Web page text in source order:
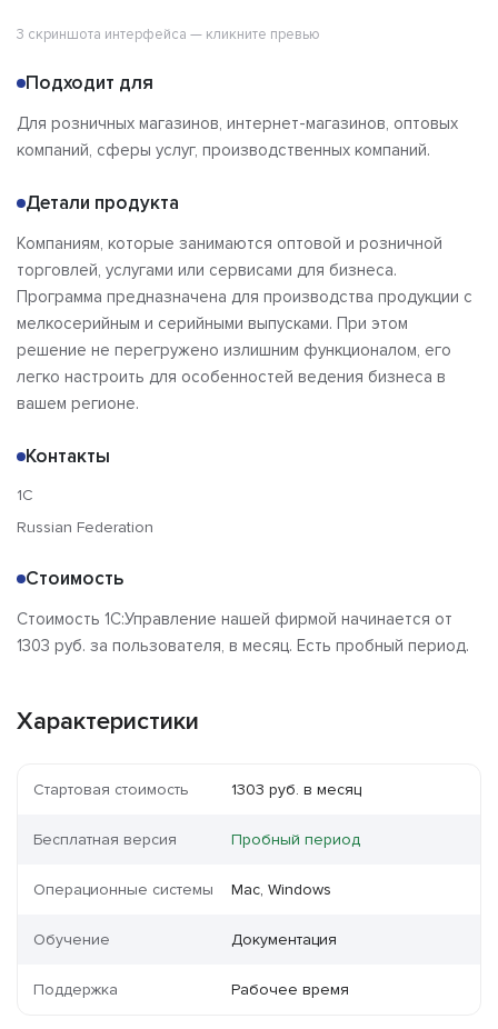
3 скриншота интерфейса — кликните превью
Подходит для
Для розничных магазинов, интернет-магазинов, оптовых
компаний, сферы услуг, производственных компаний.
Детали продукта
Компаниям, которые занимаются оптовой и розничной
торговлей, услугами или сервисами для бизнеса.
Программа предназначена для производства продукции с
мелкосерийным и серийными выпусками. При этом
решение не перегружено излишним функционалом, его
легко настроить для особенностей ведения бизнеса в
вашем регионе.
Контакты
1C
Russian Federation
Стоимость
Стоимость 1C:Управление нашей фирмой начинается от
1303 руб. за пользователя, в месяц. Есть пробный период.
Характеристики
Стартовая стоимость 1303 руб. в месяц
Бесплатная версия Пробный период
Операционные системы Mac, Windows
Обучение Документация
Поддержка Рабочее время